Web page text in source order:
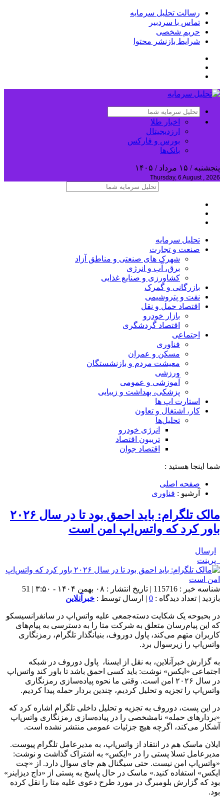
رسالت تحلیل سرمایه
تماس با سردبیر
حریم شخصی
شرایط بازنشر محتوا
اخبار طلا
ارزدیجیتال
بورس و فارکس
بانک‌ها
پنجشنبه / ۱۵ مرداد / ۱۴۰۵
Thursday, 6 August , 2026
تحلیل‌ سرمایه
صنعت و تجارت
شهرک های صنعتی و مناطق آزاد
برق، آب و انرژی
کشاورزی و صنایع غذایی
بازرگانی و گمرک
نفت و پتروشیمی
اقتصاد حمل و نقل
بازار خودرو
اقتصاد گردشگری
اجتماعی
فناوری
مسکن و عمران
معیشت مردم و بازنشستگان
ورزشی
آموزشی و عمومی
پزشکی، بهداشت و زیبایی
استارت اپ ها
کار، اشتغال و تعاون
تحلیل‌ها
انرژی خودرو
تریبون اقتصاد
اقتصاد جوان
شما اینجا هستید :
صفحه اصلی
آرشیو : فناوری
مالک تلگرام: باید احمق بود تا در سال ۲۰۲۶
باور کرد که واتس‌اپ امن است
ارسال
پرینت
شناسه خبر : 115716 | تاریخ انتشار : ۰۸ بهمن ۱۴۰۴ - ۳:۵۰ | 51
بازدید | تعداد دیدگاه : 0 | ارسال توسط : خبرآنلاین
در بحبوحه یک شکایت دسته‌جمعی علیه واتس‌اپ در سانفرانسیسکو
که این پیام‌رسان متعلق به شرکت متا را به دسترسی به پیام‌های
کاربران متهم می‌کند، پاول دوروف، بنیانگذار تلگرام، رمزنگاری
واتس‌اپ را زیرسوال برد.
به گزارش خبرآنلاین، به نقل از ایسنا، پاول دوروف در شبکه
اجتماعی «ایکس» نوشت: باید کسی احمق باشد تا باور کند واتس‌اپ
در سال ۲۰۲۶ امن است. وقتی ما نحوه پیاده‌سازی رمزنگاری
واتس‌اپ را تجزیه و تحلیل کردیم، چندین بردار حمله پیدا کردیم.
در این پست، دوروف به تجزیه و تحلیل داخلی تلگرام اشاره کرد که
«بردارهای حمله» نامشخصی را در پیاده‌سازی رمزنگاری واتس‌اپ
آشکار می‌کند، اگرچه هیچ جزئیات عمومی منتشر نشده است.
ایلان ماسک هم در انتقاد از واتس‌اپ، به مدیرعامل تلگرام پیوست.
مدیرعامل تسلا پستی را در «ایکس» به اشتراک گذاشت و نوشت:
«واتس‌اپ امن نیست. حتی سیگنال هم جای سوال دارد. از «چت
ایکس» استفاده کنید.» ماسک در حال پاسخ به پستی از «داج دیزاینر»
بود که گزارش بلومبرگ در مورد طرح دعوی علیه متا را نقل کرده
بود.